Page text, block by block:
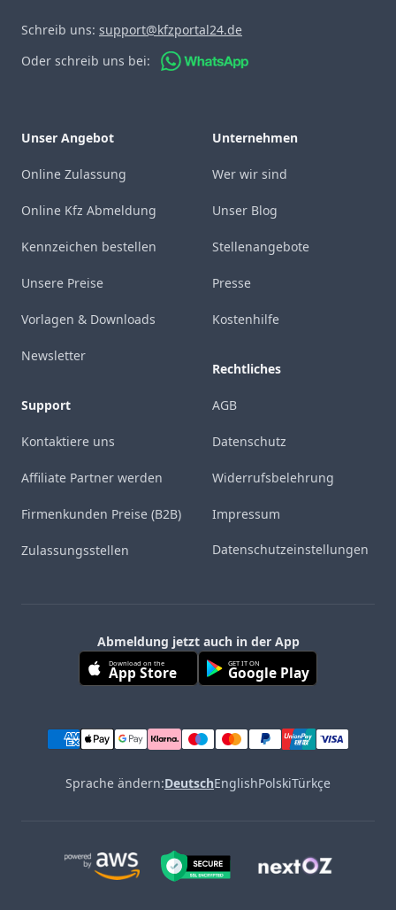
Schreib uns: support@kfzportal24.de
Oder schreib uns bei:
Unser Angebot
Online Zulassung
Online Kfz Abmeldung
Kennzeichen bestellen
Unsere Preise
Vorlagen & Downloads
Newsletter
Support
Kontaktiere uns
Affiliate Partner werden
Firmenkunden Preise (B2B)
Zulassungsstellen
Unternehmen
Wer wir sind
Unser Blog
Stellenangebote
Presse
Kostenhilfe
Rechtliches
AGB
Datenschutz
Widerrufsbelehrung
Impressum
Datenschutzeinstellungen
Abmeldung jetzt auch in der App
Download on the
App Store GET IT ON
Google Play
Sprache ändern:DeutschEnglishPolskiTürkçe